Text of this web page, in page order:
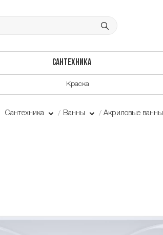
САНТЕХНИКА
Краска
Сантехника Ванны Акриловые ванны